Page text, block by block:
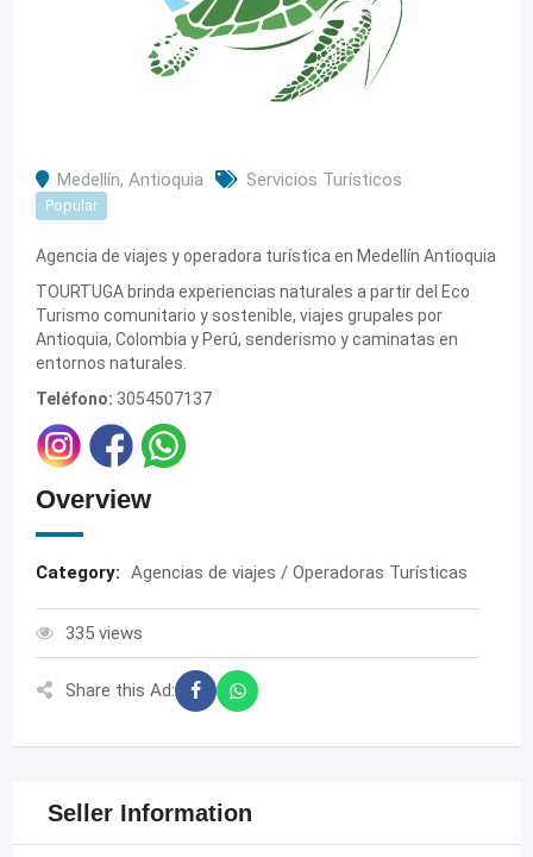
Medellín, Antioquia Servicios Turísticos
Popular
Agencia de viajes y operadora turística en Medellín Antioquia
TOURTUGA brinda experiencias naturales a partir del Eco
Turismo comunitario y sostenible, viajes grupales por
Antioquia, Colombia y Perú, senderismo y caminatas en
entornos naturales.
Teléfono: 3054507137
Overview
Category: Agencias de viajes / Operadoras Turísticas
335 views
Share this Ad:
Seller Information